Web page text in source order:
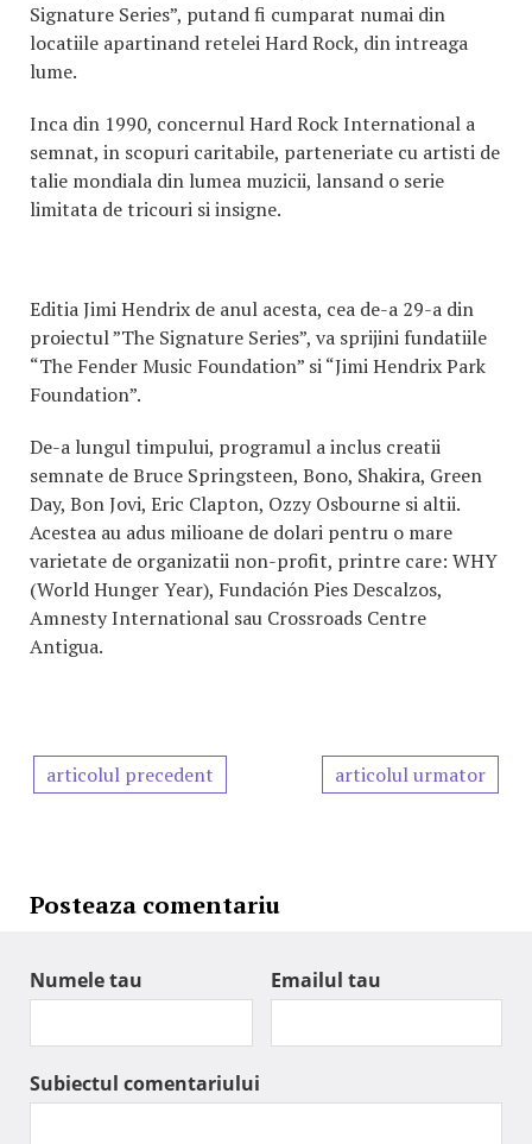
Signature Series”, putand fi cumparat numai din
locatiile apartinand retelei Hard Rock, din intreaga
lume.
Inca din 1990, concernul Hard Rock International a
semnat, in scopuri caritabile, parteneriate cu artisti de
talie mondiala din lumea muzicii, lansand o serie
limitata de tricouri si insigne.
Editia Jimi Hendrix de anul acesta, cea de-a 29-a din
proiectul ”The Signature Series”, va sprijini fundatiile
“The Fender Music Foundation” si “Jimi Hendrix Park
Foundation”.
De-a lungul timpului, programul a inclus creatii
semnate de Bruce Springsteen, Bono, Shakira, Green
Day, Bon Jovi, Eric Clapton, Ozzy Osbourne si altii.
Acestea au adus milioane de dolari pentru o mare
varietate de organizatii non-profit, printre care: WHY
(World Hunger Year), Fundación Pies Descalzos,
Amnesty International sau Crossroads Centre
Antigua.
articolul precedent articolul urmator
Posteaza comentariu
Numele tau Emailul tau
Subiectul comentariului